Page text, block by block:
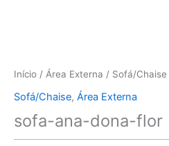
Início / Área Externa / Sofá/Chaise
Sofá/Chaise, Área Externa
sofa-ana-dona-flor